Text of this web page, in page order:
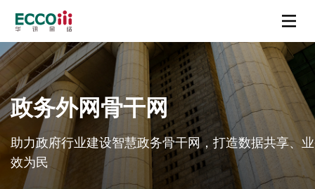
政务外网骨干网
助力政府行业建设智慧政务骨干网，打造数据共享、
效为民